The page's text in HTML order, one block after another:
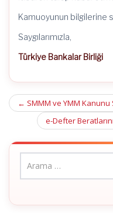
Kamuoyunun bilgilerine
Saygılarımızla,
Türkiye Bankalar Birliği
Post
← SMMM ve YMM Kanunu
e-Defter